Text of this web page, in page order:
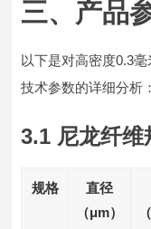
三、产品
以下是对高密度0.3
技术参数的详细分析：
3.1 尼龙纤维
规格
直径
（μm）